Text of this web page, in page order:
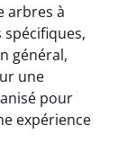
arbres à
général,
une
pour
expérience